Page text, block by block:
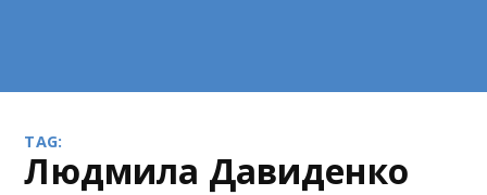
TAG:
Людмила Давиденко